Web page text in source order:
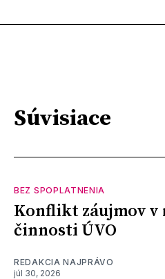
Súvisiace
BEZ SPOPLATNENIA
Konflikt záujmov v
činnosti ÚVO
REDAKCIA NAJPRÁVO
júl 30, 2026